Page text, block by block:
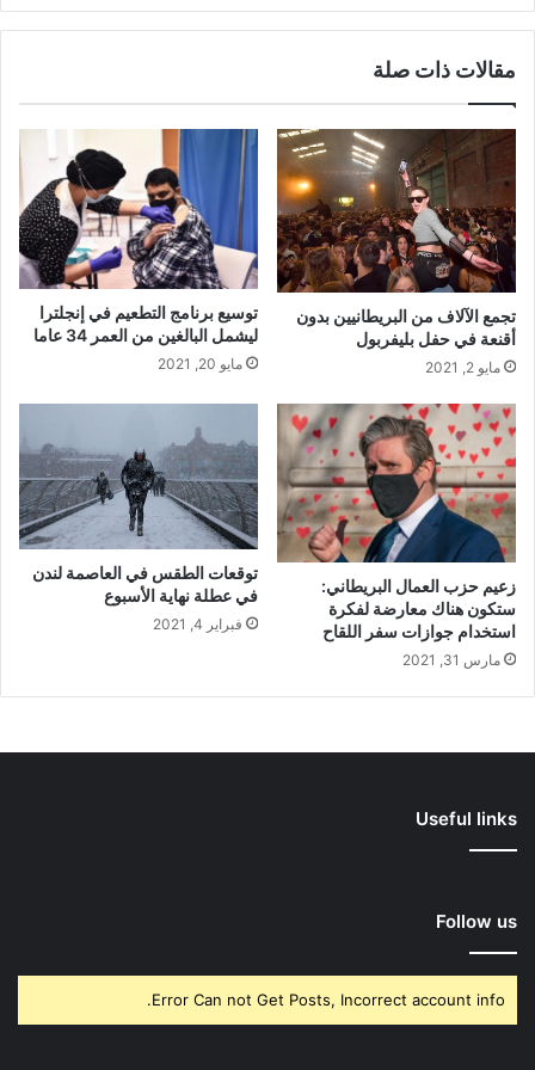
مقالات ذات صلة
تجمع الآلاف من البريطانيين بدون
أقنعة في حفل بليفربول
مايو 2, 2021
توسيع برنامج التطعيم في إنجلترا
ليشمل البالغين من العمر 34 عاما
مايو 20, 2021
زعيم حزب العمال البريطاني:
ستكون هناك معارضة لفكرة
استخدام جوازات سفر اللقاح
مارس 31, 2021
توقعات الطقس في العاصمة لندن
في عطلة نهاية الأسبوع
فبراير 4, 2021
Useful links
Follow us
Error Can not Get Posts, Incorrect account info.